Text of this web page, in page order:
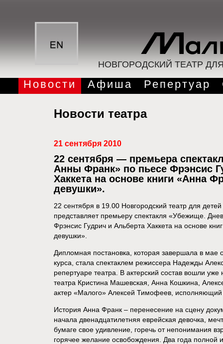
НОВГОРОДСКИЙ ТЕАТР
Новости Афиша Репертуар
Новости театра
21 сентября 2010
22 сентября — премьера
Анны Франк» по пьесе Фрэнсис
Хаккета на основе книги «Анна
девушки».
22 сентября в 19.00 Новгородский театр для
представляет премьеру спектакля «Убежище.
Фрэнсис Гудрич и Альберта Хаккета на основе
девушки».
Дипломная постановка, которая завершала в мае
курса, стала спектаклем режиссера Надежды
репертуаре театра. В актерский состав вошли
театра Кристина Машевская, Анна Кошкина,
актер «Малого» Алексей Тимофеев,
История Анна Франк – перенесение на сцену
начала двенадцатилетняя еврейская девочка,
бумаге свое удивление, горечь от непонимания
горячее желание освобождения. Два года